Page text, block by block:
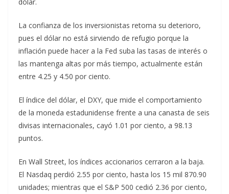
La confianza de los inversionistas retoma su deterioro,
pues el dólar no está sirviendo de refugio porque la
inflación puede hacer a la Fed suba las tasas de interés o
las mantenga altas por más tiempo, actualmente están
entre 4.25 y 4.50 por ciento.
El índice del dólar, el DXY, que mide el comportamiento
de la moneda estadunidense frente a una canasta de seis
divisas internacionales, cayó 1.01 por ciento, a 98.13
puntos.
En Wall Street, los índices accionarios cerraron a la baja.
El Nasdaq perdió 2.55 por ciento, hasta los 15 mil 870.90
unidades; mientras que el S&P 500 cedió 2.36 por ciento,